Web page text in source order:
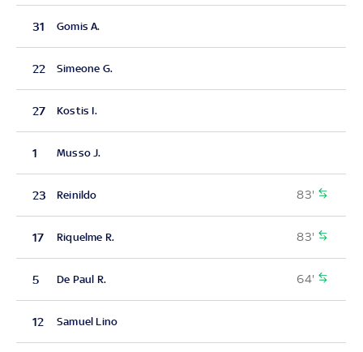
31 Gomis A.
22 Simeone G.
27 Kostis I.
1 Musso J.
23 Reinildo 83'
17 Riquelme R. 83'
5 De Paul R. 64'
12 Samuel Lino